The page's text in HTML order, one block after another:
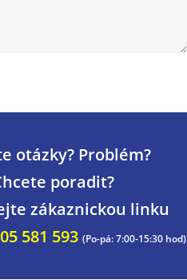
otázky? Problém?
poradit?
zákaznickou linku
581 593 (Po-pá: 7:00-15:30 hod)